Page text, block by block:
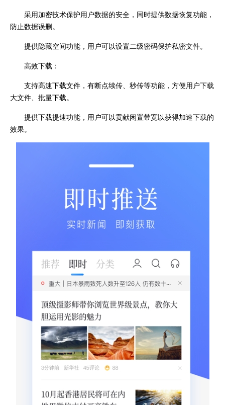
采用加密技术保护用户数据的安全，同时提供数据恢复功能，
防止数据误删。
提供隐藏空间功能，用户可以设置二级密码保护私密文件。
高效下载：
支持高速下载文件，有断点续传、秒传等功能，方便用户下载
大文件、批量下载。
提供下载提速功能，用户可以贡献闲置带宽以获得加速下载的
效果。